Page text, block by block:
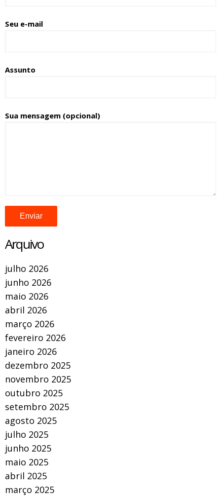
Seu e-mail
Assunto
Sua mensagem (opcional)
Arquivo
julho 2026
junho 2026
maio 2026
abril 2026
março 2026
fevereiro 2026
janeiro 2026
dezembro 2025
novembro 2025
outubro 2025
setembro 2025
agosto 2025
julho 2025
junho 2025
maio 2025
abril 2025
março 2025